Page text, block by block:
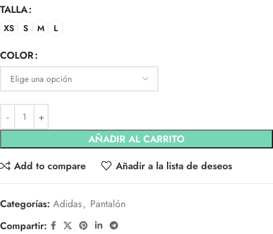
TALLA
XS S M L
COLOR
AÑADIR AL CARRITO
Add to compare
Añadir a la lista de deseos
Categorías: Adidas, Pantalón
Compartir: